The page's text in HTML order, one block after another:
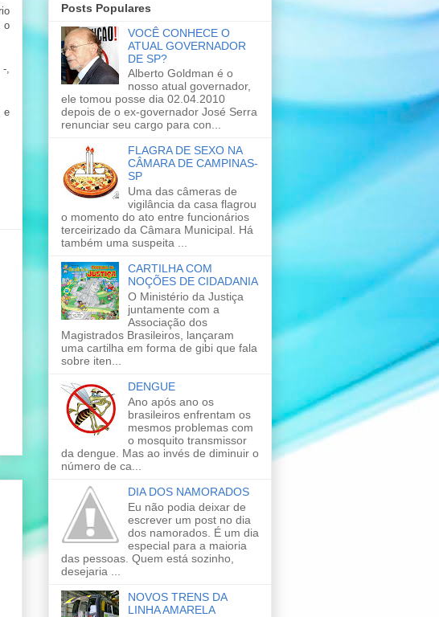
o
-,
e
Posts Populares
VOCÊ CONHECE O
ATUAL GOVERNADOR
DE SP?
Alberto Goldman é o
nosso atual governador,
ele tomou posse dia 02.04.2010
depois de o ex-governador José Serra
renunciar seu cargo para con...
FLAGRA DE SEXO NA
CÂMARA DE CAMPINAS-
SP
Uma das câmeras de
vigilância da casa flagrou
o momento do ato entre funcionários
terceirizado da Câmara Municipal. Há
também uma suspeita ...
CARTILHA COM
NOÇÕES DE CIDADANIA
O Ministério da Justiça
juntamente com a
Associação dos
Magistrados Brasileiros, lançaram
uma cartilha em forma de gibi que fala
sobre iten...
DENGUE
Ano após ano os
brasileiros enfrentam os
mesmos problemas com
o mosquito transmissor
da dengue. Mas ao invés de diminuir o
número de ca...
DIA DOS NAMORADOS
Eu não podia deixar de
escrever um post no dia
dos namorados. É um dia
especial para a maioria
das pessoas. Quem está sozinho,
desejaria ...
NOVOS TRENS DA
LINHA AMARELA